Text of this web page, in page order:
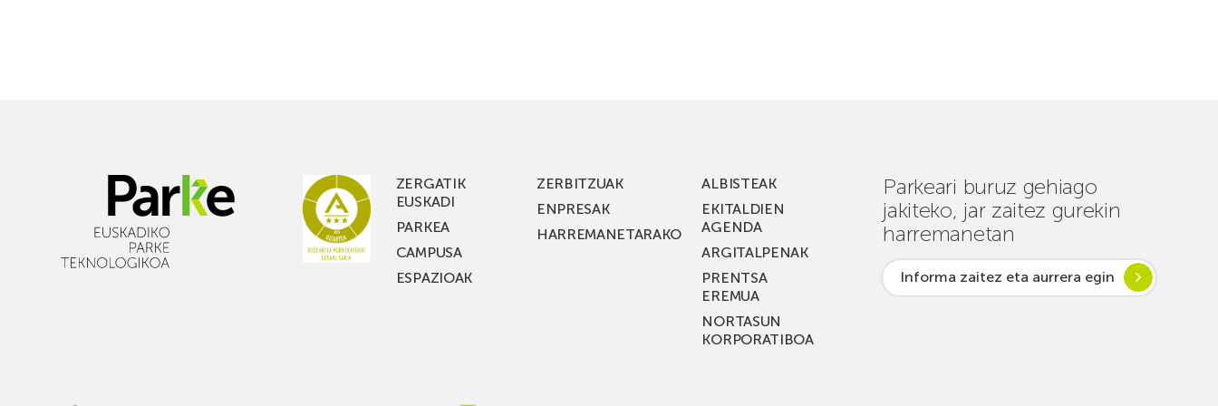
ZERGATIK
EUSKADI
PARKEA
CAMPUSA
ESPAZIOAK
ZERBITZUAK
ENPRESAK
HARREMANETARAKO
ALBISTEAK
EKITALDIEN
AGENDA
ARGITALPENAK
PRENTSA
EREMUA
NORTASUN
KORPORATIBOA
Parkeari buruz gehiago
jakiteko, jar zaitez gurekin
harremanetan
Informa zaitez eta aurrera egin